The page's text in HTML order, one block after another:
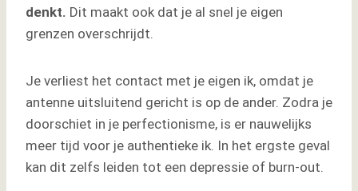
denkt. Dit maakt ook dat je al snel je eigen
grenzen overschrijdt.
Je verliest het contact met je eigen ik, omdat je
antenne uitsluitend gericht is op de ander. Zodra je
doorschiet in je perfectionisme, is er nauwelijks
meer tijd voor je authentieke ik. In het ergste geval
kan dit zelfs leiden tot een depressie of burn-out.